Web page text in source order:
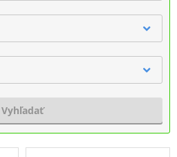
Vyhľadať